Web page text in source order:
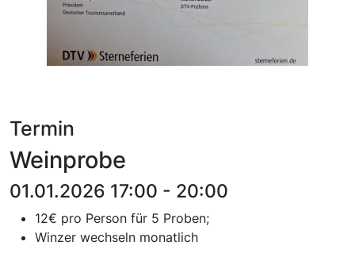
Termin
Weinprobe
01.01.2026 17:00 - 20:00
12€ pro Person für 5 Proben;
Winzer wechseln monatlich